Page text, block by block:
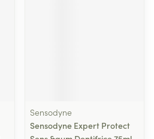
Sensodyne
Sensodyne Expert Protect